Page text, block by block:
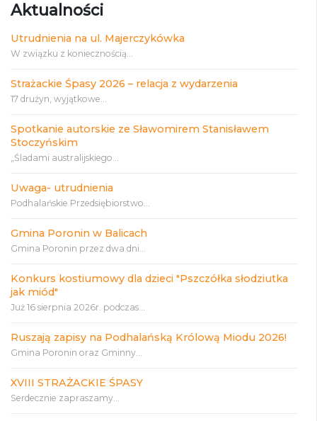
Aktualności
Utrudnienia na ul. Majerczykówka
W związku z koniecznością...
Strażackie Śpasy 2026 – relacja z wydarzenia
17 drużyn, wyjątkowe...
Spotkanie autorskie ze Sławomirem Stanisławem
Stoczyńskim
„Śladami australijskiego...
Uwaga- utrudnienia
Podhalańskie Przedsiębiorstwo...
Gmina Poronin w Balicach
Gmina Poronin przez dwa dni...
Konkurs kostiumowy dla dzieci "Pszczółka słodziutka
jak miód"
Już 16 sierpnia 2026r. podczas...
Ruszają zapisy na Podhalańską Królową Miodu 2026!
Gmina Poronin oraz Gminny...
XVIII STRAŻACKIE ŚPASY
Serdecznie zapraszamy...